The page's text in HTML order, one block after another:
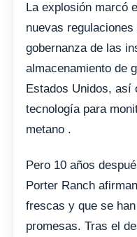
La explosión marcó
nuevas
gobernanza de las
almacenamiento de
Estados Unidos, así
tecnología para
metano .
Pero 10 años
Porter Ranch
frescas y que se
promesas. Tras el